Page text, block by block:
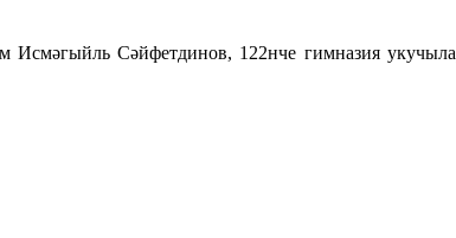
Сәйфетдинов, 122нче гимназия